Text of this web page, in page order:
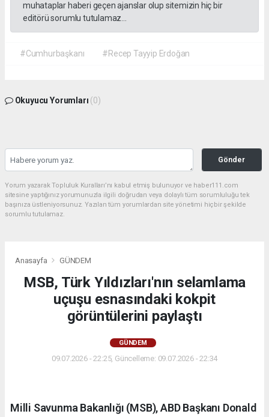
muhataplar haberi geçen ajanslar olup sitemizin hiç bir
editörü sorumlu tutulamaz...
#Cumhurbaşkanı #Recep Tayyip Erdoğan
Okuyucu Yorumları (0)
Gönder
Yorum yazarak Topluluk Kuralları’nı kabul etmiş bulunuyor ve haber111.com
sitesine yaptığınız yorumunuzla ilgili doğrudan veya dolaylı tüm sorumluluğu tek
başınıza üstleniyorsunuz. Yazılan tüm yorumlardan site yönetimi hiçbir şekilde
sorumlu tutulamaz.
Anasayfa GÜNDEM
MSB, Türk Yıldızları'nın selamlama
uçuşu esnasındaki kokpit
görüntülerini paylaştı
GÜNDEM
09.07.2026 - 22:25, Güncelleme: 09.07.2026 - 22:34
Milli Savunma Bakanlığı (MSB), ABD Başkanı Donald